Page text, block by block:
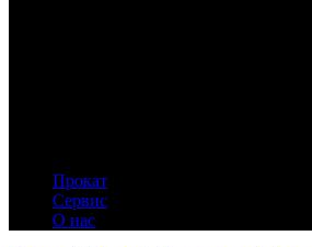
Прокат
Сервис
О нас